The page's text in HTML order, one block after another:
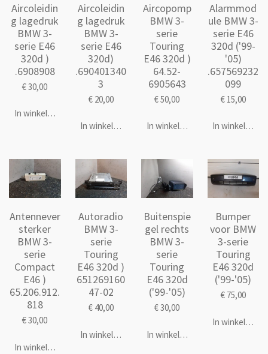
Aircoleidin
g lagedruk
BMW 3-
serie E46
320d )
.6908908
€ 30,00
In winkelwagen
Aircoleidin
g lagedruk
BMW 3-
serie E46
320d)
.690401340
3
€ 20,00
In winkelwagen
Aircopomp
BMW 3-
serie
Touring
E46 320d )
64.52-
6905643
€ 50,00
In winkelwagen
Alarmmod
ule BMW 3-
serie E46
320d ('99-
'05)
.657569232
099
€ 15,00
In
Antennever
sterker
BMW 3-
serie
Compact
E46 )
65.206.912.
818
€ 30,00
In winkelwagen
Autoradio
BMW 3-
serie
Touring
E46 320d )
651269160
47-02
€ 40,00
In winkelwagen
Buitenspie
gel rechts
BMW 3-
serie
Touring
E46 320d
('99-'05)
€ 30,00
In winkelwagen
Bumper
voor BMW
3-serie
Touring
E46 320d
('99-'05)
€ 75,00
In